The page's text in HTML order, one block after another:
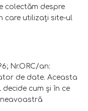
colectăm despre
care utilizaţi site-ul
Nr.ORC/an:
de date. Aceasta
cum şi în ce